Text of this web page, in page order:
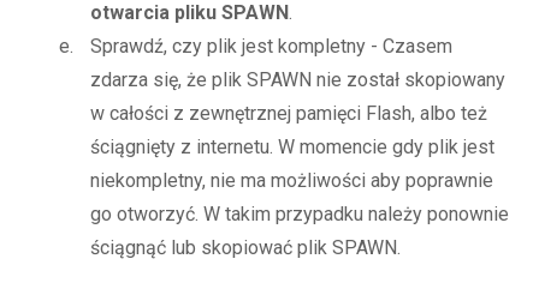
otwarcia pliku SPAWN.
Sprawdź, czy plik jest kompletny - Czasem
zdarza się, że plik SPAWN nie został skopiowany
w całości z zewnętrznej pamięci Flash, albo też
ściągnięty z internetu. W momencie gdy plik jest
niekompletny, nie ma możliwości aby poprawnie
go otworzyć. W takim przypadku należy ponownie
ściągnąć lub skopiować plik SPAWN.